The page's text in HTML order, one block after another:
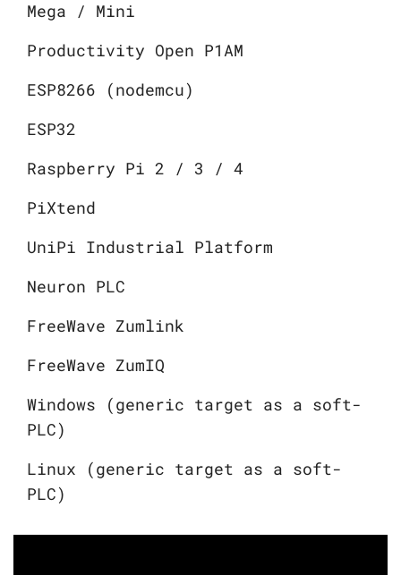
Mega / Mini
Productivity Open P1AM
ESP8266 (nodemcu)
ESP32
Raspberry Pi 2 / 3 / 4
PiXtend
UniPi Industrial Platform
Neuron PLC
FreeWave Zumlink
FreeWave ZumIQ
Windows (generic target as a soft-
PLC)
Linux (generic target as a soft-
PLC)